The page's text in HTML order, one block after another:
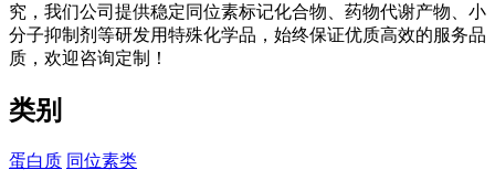
究，我们公司提供稳定同位素标记化合物、药物代谢产物、小
分子抑制剂等研发用特殊化学品，‌‌始终保证优质高效的服务品
质，欢迎咨询定制！
类别
蛋白质 同位素类